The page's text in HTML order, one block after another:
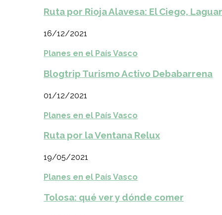
Ruta por Rioja Alavesa: El Ciego,
16/12/2021
Planes en el País Vasco
Blogtrip Turismo Activo Debabarrena
01/12/2021
Planes en el País Vasco
Ruta por la Ventana Relux
19/05/2021
Planes en el País Vasco
Tolosa: qué ver y dónde comer